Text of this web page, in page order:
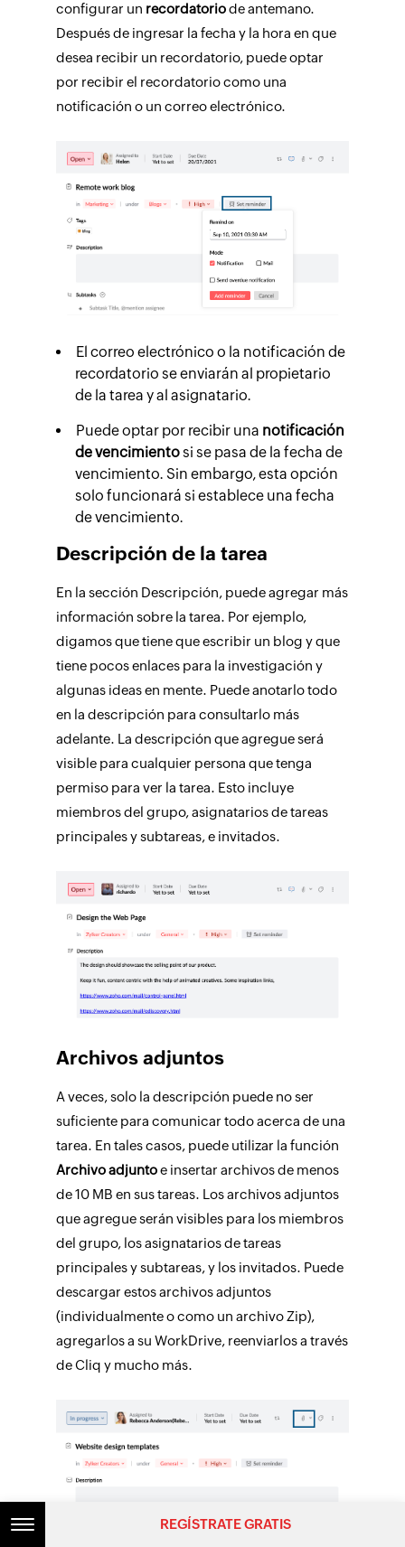
configurar un recordatoriode antemano.
Después de ingresar la fecha y la hora en que
desea recibir un recordatorio, puede optar
por recibir el recordatorio como una
notificación o un correo electrónico.
El correo electrónico o la notificación de
recordatorio se enviarán al propietario
de la tarea y al asignatario.
Puede optar por recibir una notificación
de vencimientosi se pasa de la fecha de
vencimiento. Sin embargo, esta opción
solo funcionará si establece una fecha
de vencimiento.
Descripción de la tarea
En la sección Descripción, puede agregar más
información sobre la tarea. Por ejemplo,
digamos que tiene que escribir un blog y que
tiene pocos enlaces para la investigación y
algunas ideas en mente. Puede anotarlo todo
en la descripción para consultarlo más
adelante. La descripción que agregue será
visible para cualquier persona que tenga
permiso para ver la tarea. Esto incluye
miembros del grupo, asignatarios de tareas
principales y subtareas, e invitados.
Archivos adjuntos
A veces, solo la descripción puede no ser
suficiente para comunicar todo acerca de una
tarea. En tales casos, puede utilizar la función
Archivo adjuntoe insertar archivos de menos
de 10 MB en sus tareas. Los archivos adjuntos
que agregue serán visibles para los miembros
del grupo, los asignatarios de tareas
principales y subtareas, y los invitados. Puede
descargar estos archivos adjuntos
(individualmente o como un archivo Zip),
agregarlos a su WorkDrive, reenviarlos a través
de Cliq y mucho más.
REGÍSTRATE GRATIS